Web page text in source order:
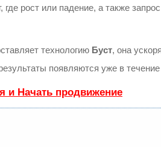
рост или падение, а также
технологию Буст, она
появляются уже в
и Начать продвижение